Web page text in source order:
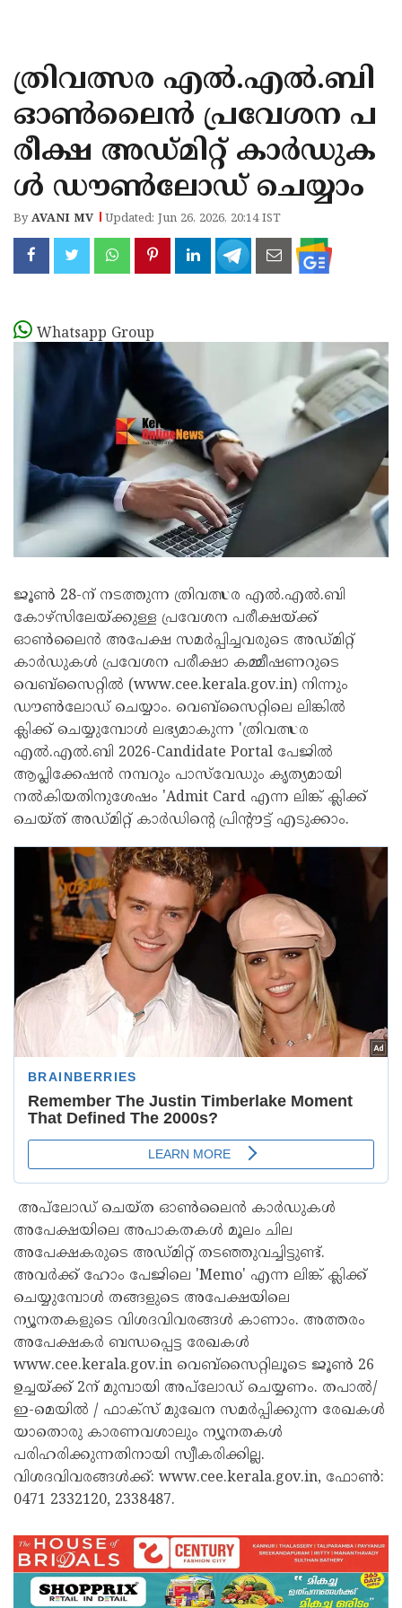
KANNUR
KASARAGOD
ത്രിവത്സര എൽ.എൽ.ബി
ഓൺലൈൻ പ്രവേശന പ
രീക്ഷ അഡ്മിറ്റ് കാർഡുക
ൾ ഡൗൺലോഡ് ചെയ്യാം
ByAVANI MV Updated: Jun 26, 2026, 20:14 IST
Whatsapp Group
ജൂൺ 28-ന് നടത്തുന്ന ത്രിവത്സര എൽ.എൽ.ബി
കോഴ്സിലേയ്ക്കുള്ള പ്രവേശന പരീക്ഷയ്ക്ക്
ഓൺലൈൻ അപേക്ഷ സമർപ്പിച്ചവരുടെ അഡ്മിറ്റ്
കാർഡുകൾ പ്രവേശന പരീക്ഷാ കമ്മീഷണറുടെ
വെബ്‌സൈറ്റിൽ (www.cee.kerala.gov.in) നിന്നും
ഡൗൺലോഡ് ചെയ്യാം. വെബ്സൈറ്റിലെ ലിങ്കിൽ
ക്ലിക്ക് ചെയ്യുമ്പോൾ ലഭ്യമാകുന്ന 'ത്രിവത്സര
എൽ.എൽ.ബി 2026-Candidate Portal പേജിൽ
ആപ്ലിക്കേഷൻ നമ്പറും പാസ്‌വേഡും കൃത്യമായി
നൽകിയതിനുശേഷം 'Admit Card എന്ന ലിങ്ക് ക്ലിക്ക്
ചെയ്ത് അഡ്മിറ്റ് കാർഡിന്റെ പ്രിന്റൗട്ട് എടുക്കാം.
അപ്‌ലോഡ്‌ ചെയ്ത ഓൺലൈൻ കാർഡുകൾ
അപേക്ഷയിലെ അപാകതകൾ മൂലം ചില
അപേക്ഷകരുടെ അഡ്മിറ്റ് തടഞ്ഞുവച്ചിട്ടുണ്ട്.
അവർക്ക് ഹോം പേജിലെ 'Memo' എന്ന ലിങ്ക് ക്ലിക്ക്
ചെയ്യുമ്പോൾ തങ്ങളുടെ അപേക്ഷയിലെ
ന്യൂനതകളുടെ വിശദവിവരങ്ങൾ കാണാം. അത്തരം
അപേക്ഷകർ ബന്ധപ്പെട്ട രേഖകൾ
www.cee.kerala.gov.in വെബ്‌സൈറ്റിലൂടെ ജൂൺ 26
ഉച്ചയ്ക്ക് 2ന് മുമ്പായി അപ്‌ലോഡ്‌ ചെയ്യണം. തപാൽ/
ഇ-മെയിൽ / ഫാക്സ് മുഖേന സമർപ്പിക്കുന്ന രേഖകൾ
യാതൊരു കാരണവശാലും ന്യൂനതകൾ
പരിഹരിക്കുന്നതിനായി സ്വീകരിക്കില്ല.
വിശദവിവരങ്ങൾക്ക്: www.cee.kerala.gov.in, ഫോൺ:
0471 2332120, 2338487.